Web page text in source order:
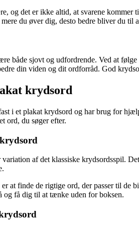
og det er ikke altid, at svarene kommer
du øver dig, desto bedre bliver du til
både sjovt og udfordrende. Ved at
din viden og dit ordforråd. God
krydsord
i et plakat krydsord og har brug for
ord, du søger efter.
af det klassiske krydsordsspil.
at finde de rigtige ord, der passer til de
og få dig til at tænke uden for boksen.